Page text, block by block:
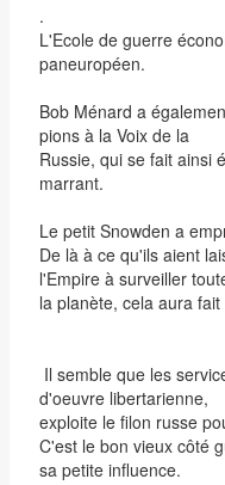
.
L'Ecole de guerre
paneuropéen.
Bob Ménard a
pions à la Voix de la
Russie, qui se fait ainsi
marrant.
Le petit Snowden a
De là à ce qu'ils aient
l'Empire à surveiller
la planète, cela aura
Il semble que les
d'oeuvre libertarienne,
exploite le filon russe
C'est le bon vieux côté
sa petite influence.